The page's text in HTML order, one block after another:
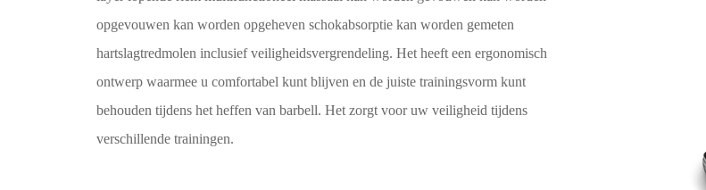
opgevouwen kan worden opgeheven schokabsorptie kan worden gemeten
hartslagtredmolen inclusief veiligheidsvergrendeling. Het heeft een ergonomisch
ontwerp waarmee u comfortabel kunt blijven en de juiste trainingsvorm kunt
behouden tijdens het heffen van barbell. Het zorgt voor uw veiligheid tijdens
verschillende trainingen.